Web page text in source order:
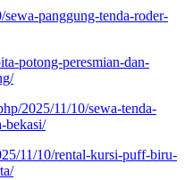
panggung-tenda-roder-
potong-peresmian-dan-
2025/11/10/sewa-tenda-
bekasi/
11/10/rental-kursi-puff-biru-